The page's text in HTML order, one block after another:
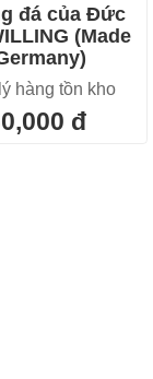
đá của Đức
(Made
hàng tồn kho
đ